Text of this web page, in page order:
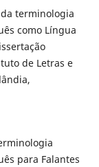
da terminologia
como Língua
de Letras e
para Falantes